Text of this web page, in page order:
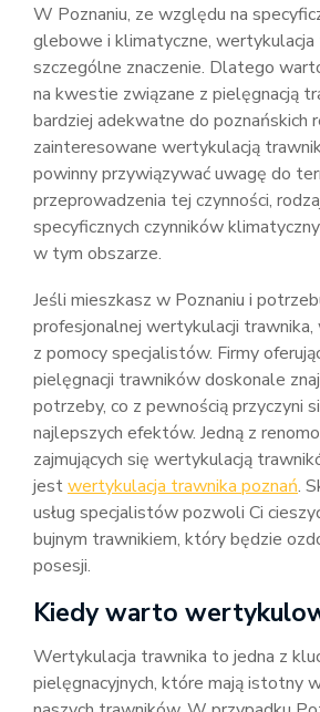
W Poznaniu, ze względu na
glebowe i klimatyczne, wertykulacja
szczególne znaczenie. Dlatego
na kwestie związane z pielęgnacją
bardziej adekwatne do poznańskich
zainteresowane wertykulacją
powinny przywiązywać uwagę do
przeprowadzenia tej czynności,
specyficznych czynników
w tym obszarze.
Jeśli mieszkasz w Poznaniu i
profesjonalnej wertykulacji
z pomocy specjalistów. Firmy
pielęgnacji trawników doskonale
potrzeby, co z pewnością przyczyni
najlepszych efektów. Jedną z
zajmujących się wertykulacją
jestwertykulacja trawnika poznań.
usług specjalistów pozwoli Ci
bujnym trawnikiem, który będzie
posesji.
Kiedy warto
Wertykulacja trawnika to jedna z
pielęgnacyjnych, które mają istotny